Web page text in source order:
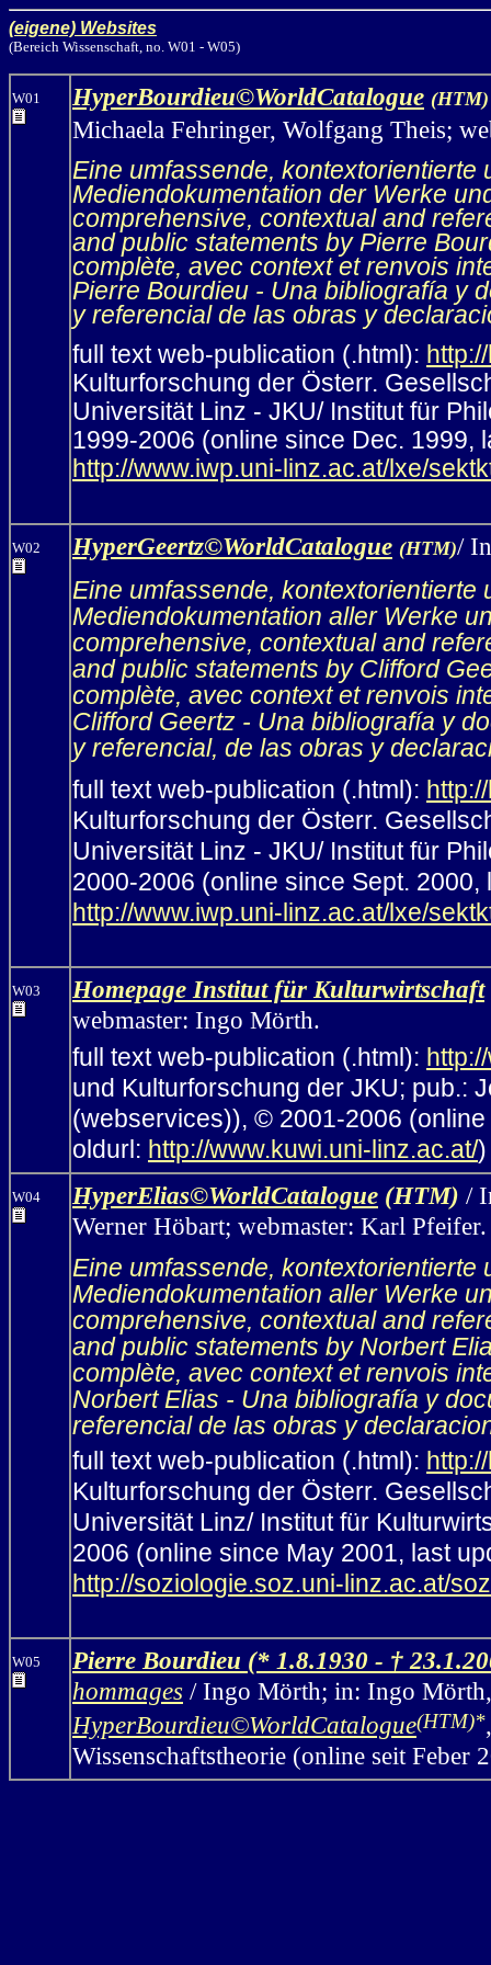
(eigene) Websites
(Bereich Wissenschaft, no. W01 - W05)
W01 HyperBourdieu©WorldCatalogue (HTM)
Michaela Fehringer, Wolfgang Theis;
Eine umfassende,
Mediendokumentation der Werke
comprehensive, contextual and
and public statements by Pierre
complète, avec context et renvois
Pierre Bourdieu - Una bibliografía y
y referencial de las obras y
full text web-publication (.html):
Kulturforschung der Österr.
Universität Linz - JKU/ Institut für
1999-2006 (online since Dec. 1999,
http://www.iwp.uni-linz.ac.at/lxe/
W02 HyperGeertz©WorldCatalogue (HTM)/
Eine umfassende,
Mediendokumentation aller Werke
comprehensive, contextual and
and public statements by Clifford
complète, avec context et renvois
Clifford Geertz - Una bibliografía y
y referencial, de las obras y
full text web-publication (.html):
Kulturforschung der Österr.
Universität Linz - JKU/ Institut für
2000-2006 (online since Sept.
http://www.iwp.uni-linz.ac.at/lxe/
W03
Homepage Institut für Kulturwirtschaft
webmaster: Ingo Mörth.
full text web-publication (.html):
und Kulturforschung der JKU; pub.:
(webservices)), © 2001-2006
oldurl: http://www.kuwi.uni-linz.ac.at/)
W04 HyperElias©WorldCatalogue (HTM) /
Werner Höbart; webmaster: Karl Pfeifer.
Eine umfassende,
Mediendokumentation aller Werke
comprehensive, contextual and
and public statements by Norbert
complète, avec context et renvois
Norbert Elias - Una bibliografía y
referencial de las obras y
full text web-publication (.html):
Kulturforschung der Österr.
Universität Linz/ Institut für
2006 (online since May 2001, last
http://soziologie.soz.uni-linz.ac.at/
W05
Pierre Bourdieu (* 1.8.1930 - †
hommages /Ingo Mörth; in: Ingo
HyperBourdieu©WorldCatalogue(HTM)*
Wissenschaftstheorie (online seit Feber